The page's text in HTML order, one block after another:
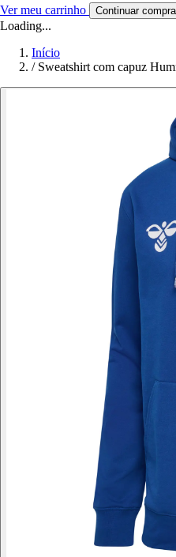
Ver meu carrinho Continuar
Loading...
Início
/ Sweatshirt com capuz